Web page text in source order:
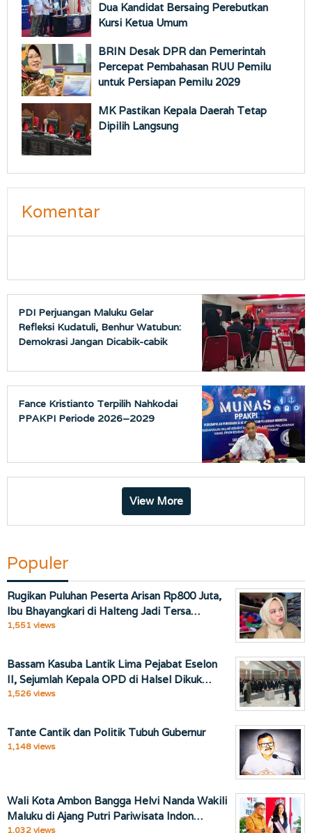
Dua Kandidat Bersaing Perebutkan
Kursi Ketua Umum
BRIN Desak DPR dan Pemerintah
Percepat Pembahasan RUU Pemilu
untuk Persiapan Pemilu 2029
MK Pastikan Kepala Daerah Tetap
Dipilih Langsung
Komentar
PDI Perjuangan Maluku Gelar
Refleksi Kudatuli, Benhur Watubun:
Demokrasi Jangan Dicabik-cabik
Fance Kristianto Terpilih Nahkodai
PPAKPI Periode 2026–2029
View More
Populer
Rugikan Puluhan Peserta Arisan Rp800 Juta,
Ibu Bhayangkari di Halteng Jadi Tersa…
1,551 views
Bassam Kasuba Lantik Lima Pejabat Eselon
II, Sejumlah Kepala OPD di Halsel Dikuk…
1,526 views
Tante Cantik dan Politik Tubuh Gubernur
1,148 views
Wali Kota Ambon Bangga Helvi Nanda Wakili
Maluku di Ajang Putri Pariwisata Indon…
1,032 views